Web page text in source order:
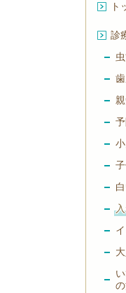
ト
診